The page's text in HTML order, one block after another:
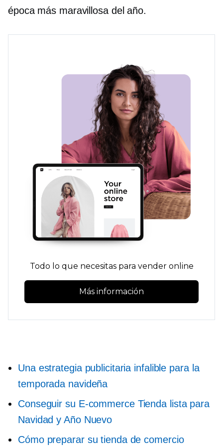
época más maravillosa del año.
Todo lo que necesitas para vender online
Más información
Una estrategia publicitaria infalible para la
temporada navideña
Conseguir su E-commerceTienda lista para
Navidad y Año Nuevo
Cómo preparar su tienda de comercio